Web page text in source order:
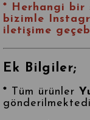
* Herhangi bir
bizimle
iletişime
Ek Bilgiler;
* Tüm ürünler